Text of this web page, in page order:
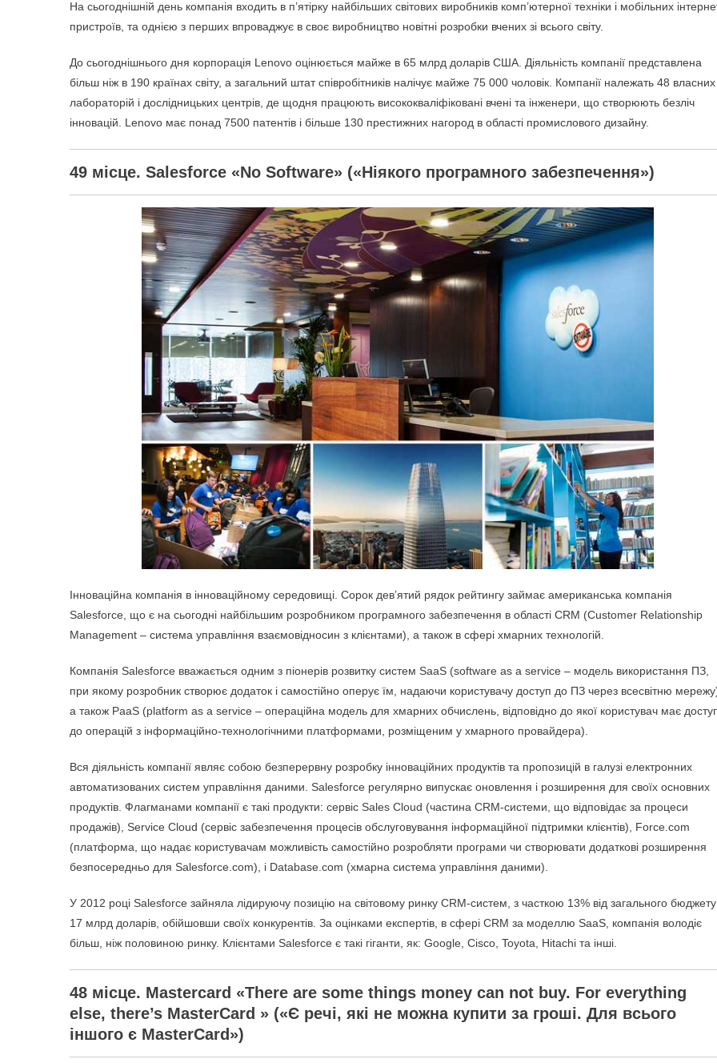
На сьогоднішній день компанія входить в п’ятірку найбільших світових виробників комп’ютерної техніки і мобільних
пристроїв, та однією з перших впроваджує в своє виробництво новітні розробки вчених зі всього світу.
До сьогоднішнього дня корпорація Lenovo оцінюється майже в 65 млрд доларів США. Діяльність компанії представлена ​​
більш ніж в 190 країнах світу, а загальний штат співробітників налічує майже 75 000 чоловік. Компанії належать 48 власних
лабораторій і дослідницьких центрів, де щодня працюють висококваліфіковані вчені та інженери, що створюють безліч
інновацій. Lenovo має понад 7500 патентів і більше 130 престижних нагород в області промислового дизайну.
49 місце. Salesforce «No Software» («Ніякого програмного забезпечення»)
Інноваційна компанія в інноваційному середовищі. Сорок дев’ятий рядок рейтингу займає американська компанія
Salesforce, що є на сьогодні найбільшим розробником програмного забезпечення в області CRM (Customer Relationship
Management – система управління взаємовідносин з клієнтами), а також в сфері хмарних технологій.
Компанія Salesforce вважається одним з піонерів розвитку систем SааS (software as a service – модель використання ПЗ,
при якому розробник створює додаток і самостійно оперує їм, надаючи користувачу доступ до ПЗ через всесвітню
а також PааS (platform as a service – операційна модель для хмарних обчислень, відповідно до якої користувач має
до операцій з інформаційно-технологічними платформами, розміщеним у хмарного провайдера).
Вся діяльність компанії являє собою безперервну розробку інноваційних продуктів та пропозицій в галузі електронних
автоматизованих систем управління даними. Salesforce регулярно випускає оновлення і розширення для своїх основних
продуктів. Флагманами компанії є такі продукти: сервіс Sales Cloud (частина CRM-системи, що відповідає за процеси
продажів), Service Cloud (сервіс забезпечення процесів обслуговування інформаційної підтримки клієнтів), Force.com
(платформа, що надає користувачам можливість самостійно розробляти програми чи створювати додаткові розширення
безпосередньо для Salesforce.com), і Database.com (хмарна система управління даними).
У 2012 році Salesforce зайняла лідируючу позицію на світовому ринку CRM-систем, з часткою 13% від загального
17 млрд доларів, обійшовши своїх конкурентів. За оцінками експертів, в сфері CRM за моделлю SaaS, компанія володіє
більш, ніж половиною ринку. Клієнтами Salesforce є такі гіганти, як: Google, Cisco, Toyota, Hitachi та інші.
48 місце. Mastercard «There are some things money can not buy. For everything
else, there’s MasterCard » («Є речі, які не можна купити за гроші. Для всього
іншого є MasterCard»)